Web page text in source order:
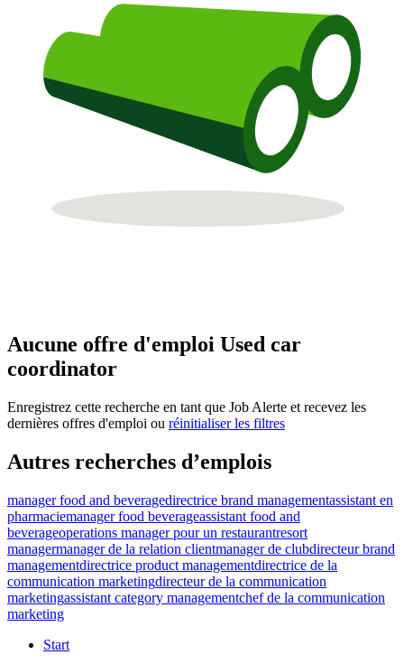
Aucune offre d'emploi Used car
coordinator
Enregistrez cette recherche en tant que Job Alerte et recevez les
dernières offres d'emploi ou réinitialiser les filtres
Autres recherches d’emplois
manager food and beveragedirectrice brand managementassistant en
pharmaciemanager food beverageassistant food and
beverageoperations manager pour un restaurantresort
managermanager de la relation clientmanager de clubdirecteur brand
managementdirectrice product managementdirectrice de la
communication marketingdirecteur de la communication
marketingassistant category managementchef de la communication
marketing
Start